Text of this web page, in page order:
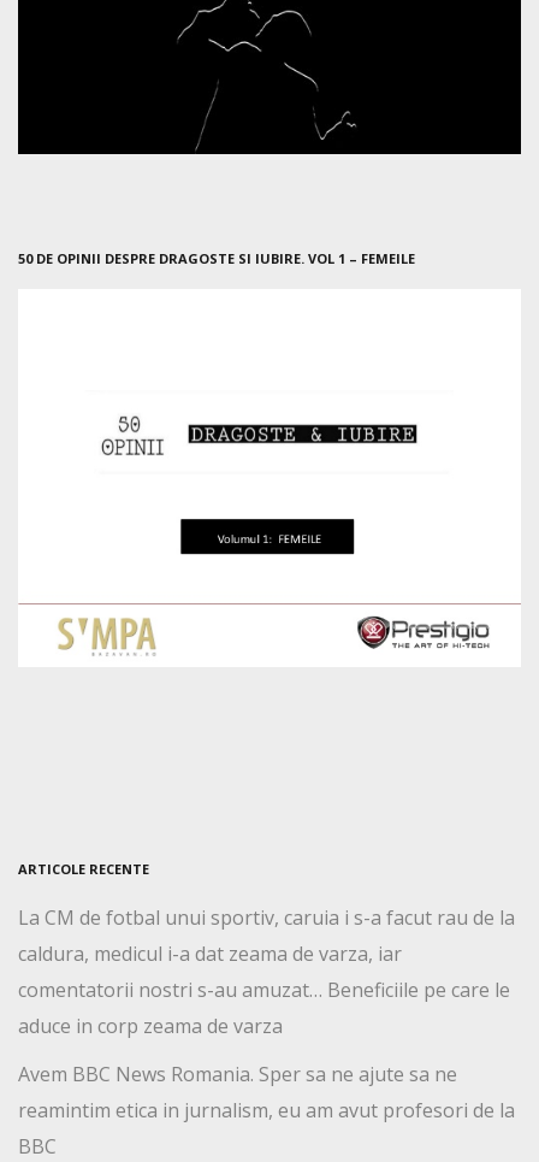
50 DE OPINII DESPRE DRAGOSTE SI IUBIRE. VOL 1 – FEMEILE
ARTICOLE RECENTE
La CM de fotbal unui sportiv, caruia i s-a facut rau de la
caldura, medicul i-a dat zeama de varza, iar
comentatorii nostri s-au amuzat… Beneficiile pe care le
aduce in corp zeama de varza
Avem BBC News Romania. Sper sa ne ajute sa ne
reamintim etica in jurnalism, eu am avut profesori de la
BBC